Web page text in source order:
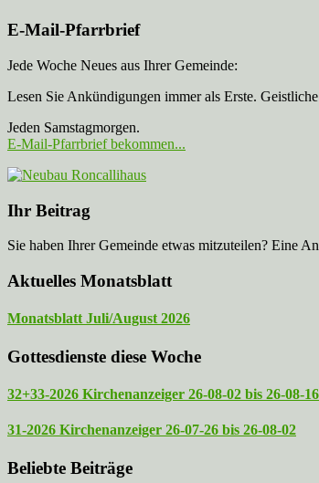
E-Mail-Pfarrbrief
Jede Woche Neues aus Ihrer Gemeinde:
Lesen Sie Ankündigungen immer als Erste.
Jeden Samstagmorgen.
E-Mail-Pfarrbrief bekommen...
Ihr Beitrag
Sie haben Ihrer Gemeinde etwas mitzuteilen? Eine
Aktuelles Monatsblatt
Monatsblatt Juli/August 2026
Gottesdienste diese Woche
32+33-2026 Kirchenanzeiger 26-08-02 bis 26-08-16
31-2026 Kirchenanzeiger 26-07-26 bis 26-08-02
Beliebte Beiträge